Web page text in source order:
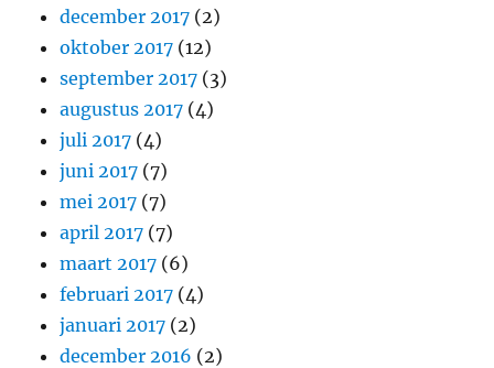
december 2017 (2)
oktober 2017 (12)
september 2017 (3)
augustus 2017 (4)
juli 2017 (4)
juni 2017 (7)
mei 2017 (7)
april 2017 (7)
maart 2017 (6)
februari 2017 (4)
januari 2017 (2)
december 2016 (2)